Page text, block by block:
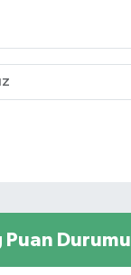
Puan Durumu